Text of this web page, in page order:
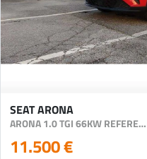
SEAT ARONA
ARONA 1.0 TGI 66KW REFERENCE
11.500 €